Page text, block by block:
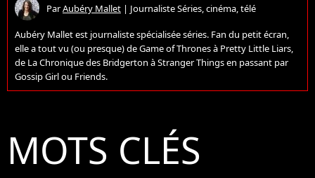
ParAubéry Mallet | Journaliste Séries, cinéma, télé
Aubéry Mallet est journaliste spécialisée séries. Fan du petit écran,
elle a tout vu (ou presque) de Game of Thrones à Pretty Little Liars,
de La Chronique des Bridgerton à Stranger Things en passant par
Gossip Girl ou Friends.
MOTS CLÉS